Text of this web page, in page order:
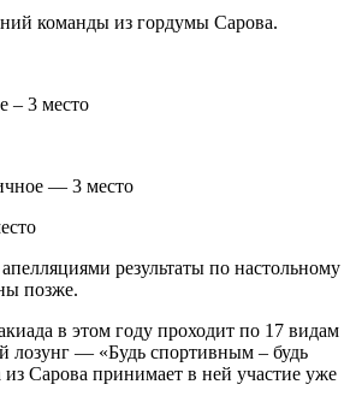
команды из гордумы Сарова.
– 3 место
— 3 место
результаты по настольному
позже.
в этом году проходит по 17 видам
лозунг — «Будь спортивным – будь
Сарова принимает в ней участие уже